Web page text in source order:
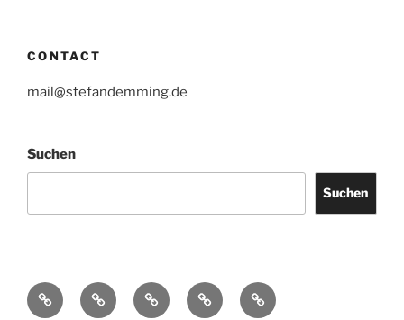
CONTACT
mail@stefandemming.de
Suchen
Suchen
Contact CV Text
Catalogues
/
IMPRINT